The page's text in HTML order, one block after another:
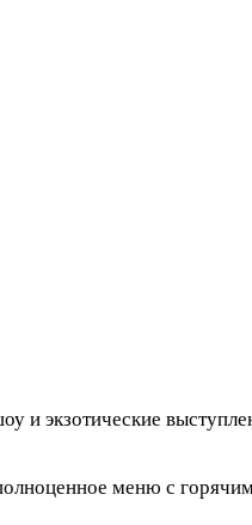
и экзотические
меню с